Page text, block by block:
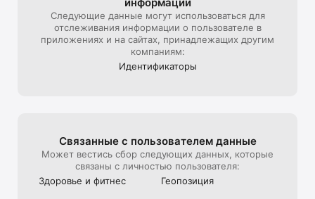
- Автоматический калькулятор A1C, поэтому вы всегда
знаете свое долгосрочное управление
- Пользовательские теги для облегчения ведения журнала
- Входной фильтр для лучшего понимания вашего сахара в
- Расширенные графики, чтобы вы могли легко определить
тенденции в вашем потреблении глюкозы и медикаментов
занятий спортом и домашней тренировкой, Calorie Mama
для автоматического подсчета калорий и многое другое!
Мы предлагаем подписку на автоматическое
возобновление со следующими характеристиками:
Следующие данные могут использоваться для
отслеживания информации о пользователе в
приложениях и на сайтах, принадлежащих другим
компаниям:
Идентифика­торы
Связанные с пользова­телем данные
Может вестись сбор следующих данных, которые
связаны с личностью пользователя:
Здоровье и фитнес
Геопозиция